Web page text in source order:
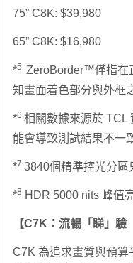
75” C8K: $39,980
65” C8K: $16,980
*5 ZeroBorder™僅指在
知畫面着色部分與外框
*6 相關數據來源於 TCL
能會導致測試結果不一
*7 3840個精準控光分區
*8 HDR 5000 nits 峰值
【C7K：流暢「睇」驗
C7K 為追求畫質與預算